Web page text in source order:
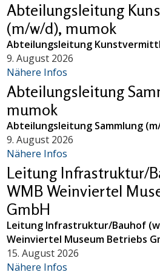
Abteilungsleitung
(m/w/d), mumok
Abteilungsleitung
9. August 2026
Nähere Infos
Abteilungsleitung
mumok
Abteilungsleitung Sammlung
9. August 2026
Nähere Infos
Leitung Infrastruktur/
WMB Weinviertel
GmbH
Leitung Infrastruktur/Bauhof
Weinviertel Museum Betriebs
15. August 2026
Nähere Infos